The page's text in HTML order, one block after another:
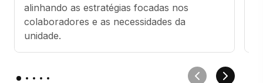
alinhando as estratégias focadas nos
colaboradores e as necessidades da
unidade.